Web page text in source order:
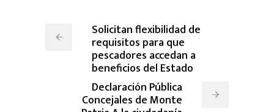
Solicitan flexibilidad de
requisitos para que
pescadores accedan a
beneficios del Estado
Declaración Pública
Concejales de Monte